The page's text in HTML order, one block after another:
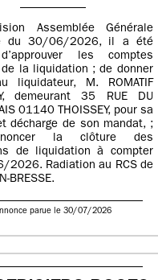
Assemblée Générale
du 30/06/2026, il a été
les comptes
la liquidation ; de donner
liquidateur, M. ROMATIF
demeurant 35 RUE DU
01140 THOISSEY, pour sa
décharge de son mandat, ;
la clôture des
de liquidation à compter
2026. Radiation au RCS de
BRESSE.
parue le 30/07/2026